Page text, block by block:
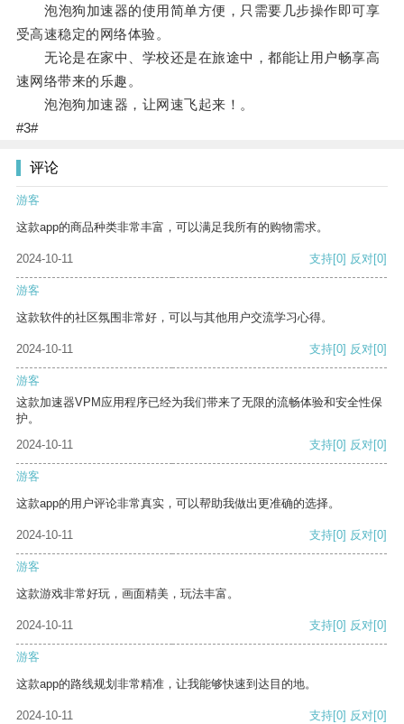
泡泡狗加速器的使用简单方便，只需要几步操作即可享
受高速稳定的网络体验。
无论是在家中、学校还是在旅途中，都能让用户畅享高
速网络带来的乐趣。
泡泡狗加速器，让网速飞起来！。
#3#
评论
游客
这款app的商品种类非常丰富，可以满足我所有的购物需求。
2024-10-11 支持[0] 反对[0]
游客
这款软件的社区氛围非常好，可以与其他用户交流学习心得。
2024-10-11 支持[0] 反对[0]
游客
这款加速器VPM应用程序已经为我们带来了无限的流畅体验和安全性保
护。
2024-10-11
支持[0] 反对[0]
游客
这款app的用户评论非常真实，可以帮助我做出更准确的选择。
2024-10-11 支持[0] 反对[0]
游客
这款游戏非常好玩，画面精美，玩法丰富。
2024-10-11 支持[0] 反对[0]
游客
这款app的路线规划非常精准，让我能够快速到达目的地。
2024-10-11 支持[0] 反对[0]